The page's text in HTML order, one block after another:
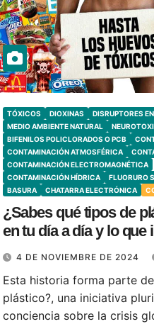
TÓXICOS DIOXINAS
DISRUPTORES
MEDIO AMBIENTE NATURAL
BIFENILOS POLICLORADOS O PCB
CONTAMINACIÓN ATMOSFÉRICA
CONTAMINACIÓN ELECTROMAGNÉTICA
CONTAMINACIÓN HÍDRICA
FLUORURO
BASURA
CHATARRA ELECTRÓNICA
¿Sabes qué tipos de
en tu día a día y lo que
4 DE NOVIEMBRE DE 2024
Esta historia forma parte
plástico?, una iniciativa
conciencia sobre la crisis